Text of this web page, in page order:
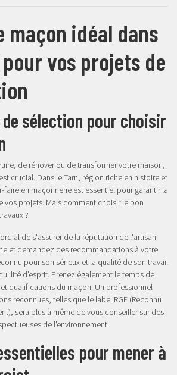
maçon idéal dans
pour vos projets de
sélection pour choisir
de rénover ou de transformer votre maison,
crucial. Dans le Tarn, région riche en histoire et
faire en maçonnerie est essentiel pour garantir la
vos projets. Mais comment choisir le bon
?
de s'assurer de la réputation de l'artisan.
et demandez des recommandations à votre
pour son sérieux et la qualité de son travail
d'esprit. Prenez également le temps de
qualifications du maçon. Un professionnel
reconnues, telles que le label RGE (Reconnu
sera plus à même de vous conseiller sur des
de l'environnement.
pour mener à